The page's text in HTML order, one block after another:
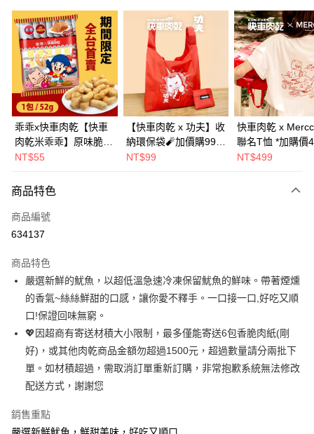
超商取貨付款
LINE Pay
Apple Pay
街口支付
悠遊付
Google Pay
AFTEE先享後付
相關說明
【關於「AFTEE先享後付」】
便利好安心！
１．簡單：不需註冊會員、不需綁卡、不需儲值。
２．便利：只要手機號碼，簡訊認證，即可結帳。
３．安心：先確認商品／服務後，再付款。
【「AFTEE先享後付」結帳流程】
１．於結帳方式選擇「AFTEE先享後付」後，將跳轉至「AFTEE先享後付」
結帳頁面，進行簡訊認證並確認金額後，即可完成結帳。
２．訂單成立數日內，您將收到繳費通知簡訊。
３．收到繳費通知簡訊後14天內，點擊此簡訊中的連結，可透過四大超商／
ATM／網路銀行／等多元方式進行付款，方視為交易完成。
購買商品的店家。未經商家同意取消之訂單仍視為有效，需透過AFTEE先享
後付繳納相關費用。
ATM付款
運送方式
全家超商取貨
每筆NT$70，滿NT$500(含以上)免運費
付款後全家取貨
每筆NT$70，滿NT$500(含以上)免運費
萊爾富取貨
每筆NT$70，滿NT$800(含以上)免運費
乖乖x快車肉乾【快車
肉乾米乖乖】原味脆紙
口味-零嘴界雙霸王首
銷補貨到！★
NT$55
【快車肉乾 x 功夫】收
納環保袋🧨加價購99元
(原價199元)
NT$99
快車肉乾 x
聯名T恤 *加購價
NT$499
商品特色
商品編號
634137
商品特色
嚴選新鮮的魷魚，以超低溫急速冷凍保留魷魚的鮮味。帶著煙燻
的香氣~絲絲鮮甜的口感，讓你愛不釋手。一口接一口,好吃又順
口!保證回味無窮。
💖因超商有寄送材積大小限制，最多僅能寄送6包香脆肉紙(剛
好)，或其他肉乾商品金額勿超過1500元，超過數量請分兩批下
單。如材積超過，需取消訂單重新訂購，非常抱歉系統無法修改
配送方式，謝謝您
銷售重點
嚴選新鮮魷魚，鮮甜美味，好吃又順口